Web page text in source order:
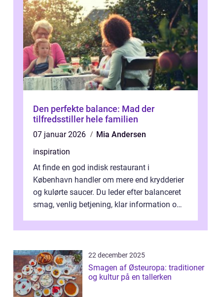
Den perfekte balance: Mad der
tilfredsstiller hele familien
07 januar 2026
Mia Andersen
inspiration
At finde en god indisk restaurant i
København handler om mere end krydderier
og kulørte saucer. Du leder efter balanceret
smag, venlig betjening, klar information om
22 december 2025
Smagen af Østeuropa: traditioner
og kultur på en tallerken